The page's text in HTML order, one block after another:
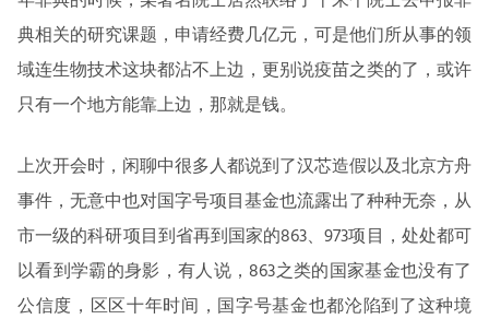
典相关的研究课题，申请经费几亿元，可是他们所从事的领
域连生物技术这块都沾不上边，更别说疫苗之类的了，或许
只有一个地方能靠上边，那就是钱。
上次开会时，闲聊中很多人都说到了汉芯造假以及北京方舟
事件，无意中也对国字号项目基金也流露出了种种无奈，从
市一级的科研项目到省再到国家的863、973项目，处处都可
以看到学霸的身影，有人说，863之类的国家基金也没有了
公信度，区区十年时间，国字号基金也都沦陷到了这种境